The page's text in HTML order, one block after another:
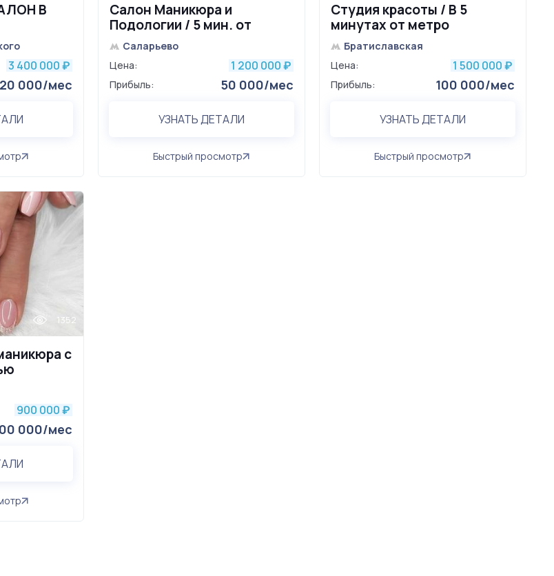
В
3 400 000 ₽
000/мес
Салон Маникюра и
Подологии / 5 мин. от
метро
Саларьево
Цена:
1 200 000 ₽
Прибыль: 50 000/мес
УЗНАТЬ ДЕТАЛИ
Быстрый просмотр
Студия красоты / В 5
минутах от метро
Братиславская
Цена:
1 500 000 ₽
Прибыль: 100 000/мес
УЗНАТЬ ДЕТАЛИ
Быстрый просмотр
с
1352
900 000 ₽
000/мес